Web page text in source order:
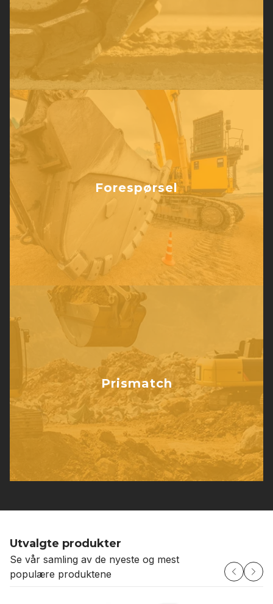
Forespørsel
Prismatch
Utvalgte produkter
Se vår samling av de nyeste og mest
populære produktene